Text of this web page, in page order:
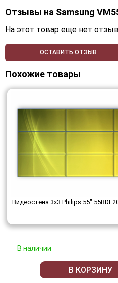
Отзывы на Samsung
На этот товар еще нет
ОСТАВИТЬ ОТЗЫВ
Похожие товары
Видеостена 3x3 Philips 55"
В наличии
В КОРЗИНУ